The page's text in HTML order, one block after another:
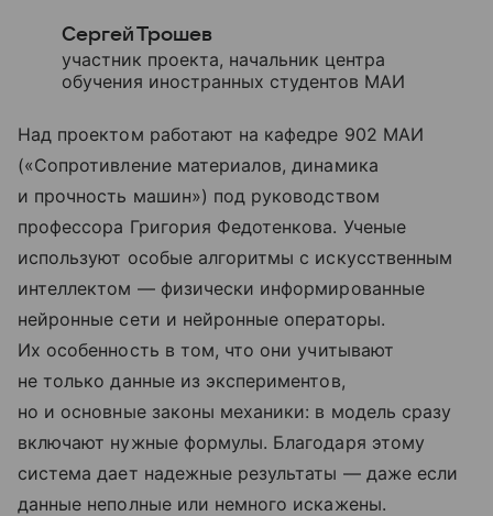
Сергей Трошев
участник проекта, начальник центра
обучения иностранных студентов МАИ
Над проектом работают на кафедре 902 МАИ
(«Сопротивление материалов, динамика
и прочность машин») под руководством
профессора Григория Федотенкова. Ученые
используют особые алгоритмы с искусственным
интеллектом — физически информированные
нейронные сети и нейронные операторы.
Их особенность в том, что они учитывают
не только данные из экспериментов,
но и основные законы механики: в модель сразу
включают нужные формулы. Благодаря этому
система дает надежные результаты — даже если
данные неполные или немного искажены.